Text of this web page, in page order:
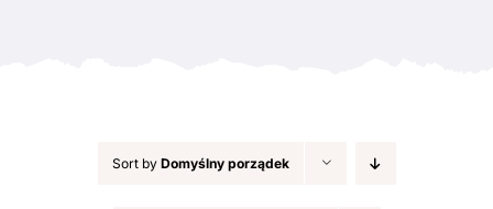
Sort by Domyślny porządek